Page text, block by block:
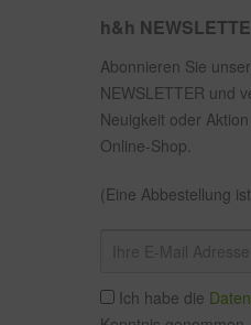
h&h
Abonnieren Sie
NEWSLETTER und
Neuigkeit oder
Online-Shop.
(Eine Abbestellung
Ich habe die